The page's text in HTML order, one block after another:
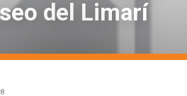
del Limarí